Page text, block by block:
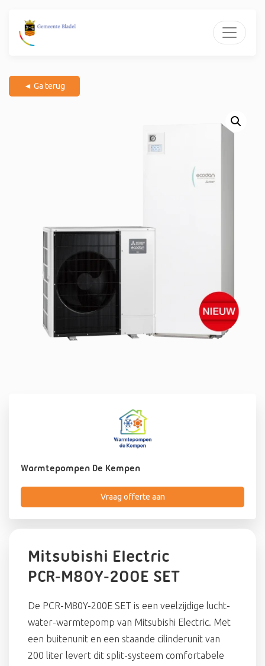
◄ Ga terug
Warmtepompen De Kempen
Vraag offerte aan
Mitsubishi Electric
PCR‑M80Y‑200E SET
De PCR-M80Y-200E SET is een veelzijdige lucht-
water-warmtepomp van Mitsubishi Electric. Met
een buitenunit en een staande cilinderunit van
200 liter levert dit split-systeem comfortabele